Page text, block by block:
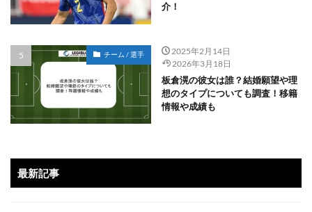
介！
チーム / 選手
2025年2月14日
2026年3月18日
板倉滉の彼女は誰？結婚願望や理
想のタイプについても調査！移籍
情報や成績も
最新記事